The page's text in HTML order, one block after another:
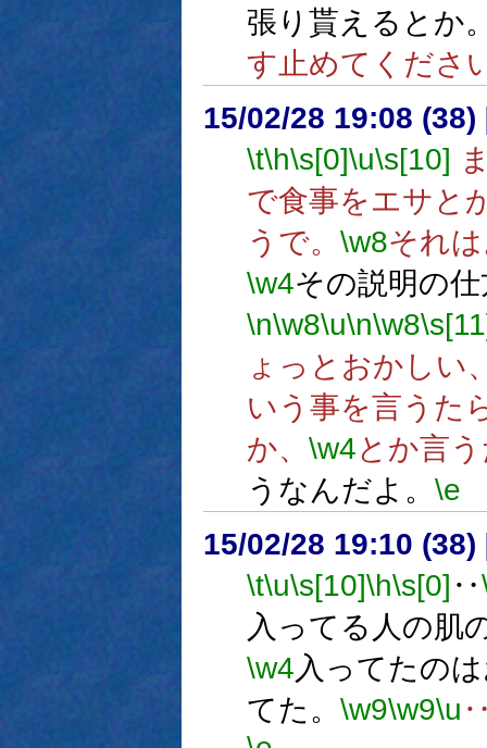
張り貰えるとか
す止めてくださ
15/02/28 19:08 (38)
\t\h\s[0]\u\s[10]
で食事をエサと
うで。 \w8それ
\w4その説明の
\n\w8\u\n\w8
ょっとおかしい
いう事を言うた
か、 \w4とか言
うなんだよ。 \e
15/02/28 19:10 (38)
\t\u\s[10]\h\s[0] ‥
入ってる人の肌
\w4入ってたの
てた。 \w9\w9\u